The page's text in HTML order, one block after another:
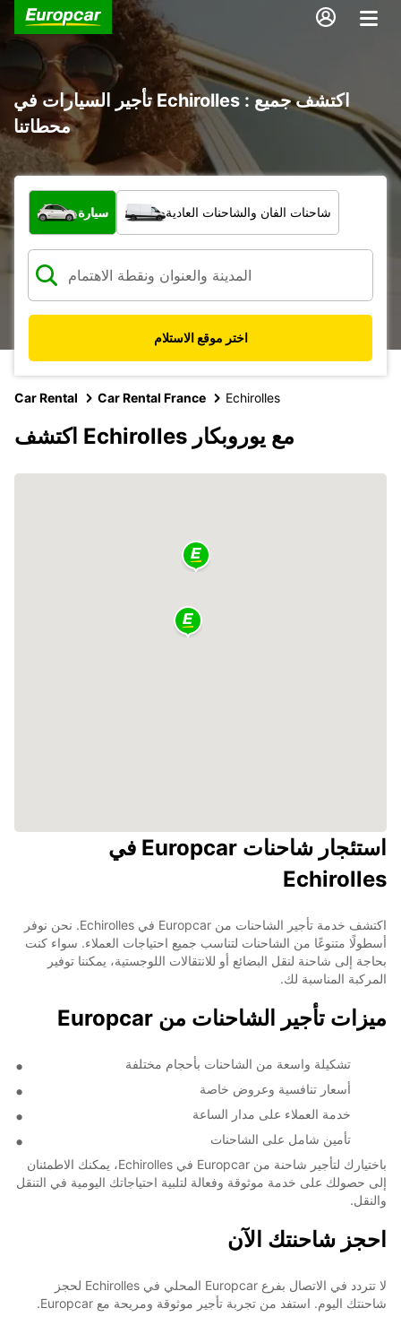
تأجير السيارات في Echirolles : اكتشف جميع
محطاتنا
ما نوع المركبة؟
سيارة شاحنات الفان والشاحنات العادية
اختر موقع الاستلام
Car Rental Car Rental France Echirolles
اكتشف Echirolles مع يوروبكار
استئجار شاحنات Europcar في
Echirolles
اكتشف خدمة تأجير الشاحنات من Europcar في Echirolles. نحن نوفر
أسطولًا متنوعًا من الشاحنات لتناسب جميع احتياجات العملاء. سواء كنت
بحاجة إلى شاحنة لنقل البضائع أو للانتقالات اللوجستية، يمكننا توفير
المركبة المناسبة لك.
ميزات تأجير الشاحنات من Europcar
تشكيلة واسعة من الشاحنات بأحجام مختلفة
أسعار تنافسية وعروض خاصة
خدمة العملاء على مدار الساعة
تأمين شامل على الشاحنات
باختيارك لتأجير شاحنة من Europcar في Echirolles، يمكنك الاطمئنان
إلى حصولك على خدمة موثوقة وفعالة لتلبية احتياجاتك اليومية في التنقل
والنقل.
احجز شاحنتك الآن
لا تتردد في الاتصال بفرع Europcar المحلي في Echirolles لحجز
شاحنتك اليوم. استفد من تجربة تأجير موثوقة ومريحة مع Europcar.